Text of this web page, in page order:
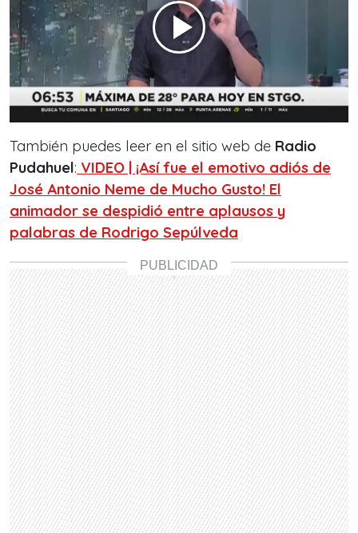
También puedes leer en el sitio web de Radio
Pudahuel: VIDEO | ¡Así fue el emotivo adiós de
José Antonio Neme de Mucho Gusto! El
animador se despidió entre aplausos y
palabras de Rodrigo Sepúlveda